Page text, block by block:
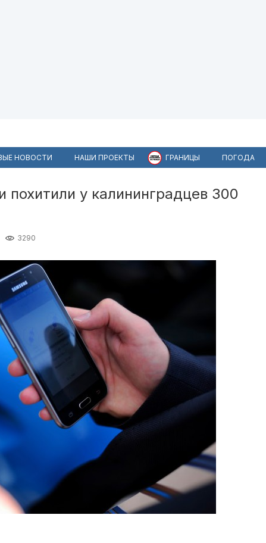
НОВОСТИ НАШИ ПРОЕКТЫ ГРАНИЦЫ ПОГОДА
у калининградцев 300
3290